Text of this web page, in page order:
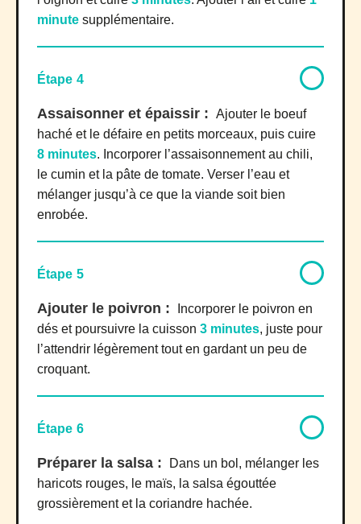
minute supplémentaire.
Étape 4
Assaisonner et épaissir : Ajouter le boeuf
haché et le défaire en petits morceaux, puis cuire
8 minutes. Incorporer l’assaisonnement au chili,
le cumin et la pâte de tomate. Verser l’eau et
mélanger jusqu’à ce que la viande soit bien
enrobée.
Étape 5
Ajouter le poivron :
Incorporer le poivron en
dés et poursuivre la cuisson 3 minutes, juste pour
l’attendrir légèrement tout en gardant un peu de
croquant.
Étape 6
Préparer la salsa :
Dans un bol, mélanger les
haricots rouges, le maïs, la salsa égouttée
grossièrement et la coriandre hachée.